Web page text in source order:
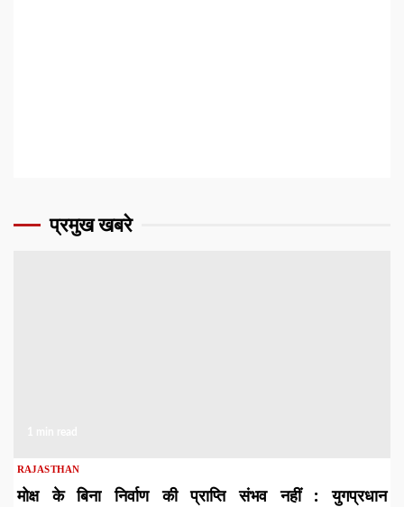
प्रमुख खबरे
RAJASTHAN
मोक्ष के बिना निर्वाण की प्राप्ति संभव नहीं : युगप्रधान